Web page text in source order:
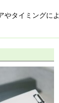
やタイミングによ